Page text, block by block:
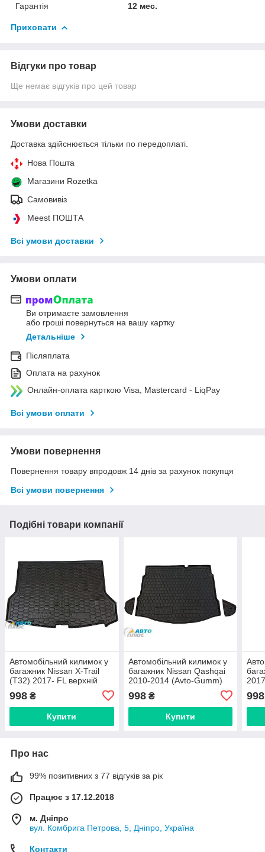
Гарантія
12 мес.
Приховати
Відгуки про товар
Ще немає відгуків про цей товар
Умови доставки
Доставка здійснюється тільки по передоплаті.
Нова Пошта
Магазини Rozetka
Самовивіз
Meest ПОШТА
Всі умови доставки
Умови оплати
Ви отримаєте замовлення
або гроші повернуться на вашу картку
Детальніше
Післяплата
Оплата на рахунок
Онлайн-оплата карткою Visa, Mastercard - LiqPay
Всі умови оплати
Умови повернення
Повернення товару впродовж 14 днів за рахунок покупця
Всі умови повернення
Подібні товари компанії
Автомобільний килимок у
багажник Nissan X-Trail
(T32) 2017- FL верхній
998 ₴
Купити
Автомобільний килимок у
багажник Nissan Qashqai
2010-2014 (Avto-Gumm)
998₴
Купити
998
Про нас
99% позитивних з 77 відгуків за рік
Працює з 17.12.2018
м. Дніпро
вул. Комбрига Петрова, 5, Дніпро, Україна
Контакти